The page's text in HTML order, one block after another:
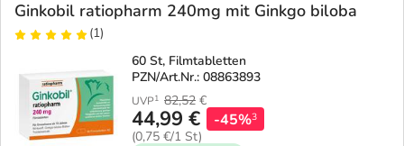
Ginkobil ratiopharm 240mg mit Ginkgo biloba
(1)
60 St, Filmtabletten
PZN/Art.Nr.: 08863893
UVP1 82,52 €
44,99 €
(0,75 €/1 St)
-45%3